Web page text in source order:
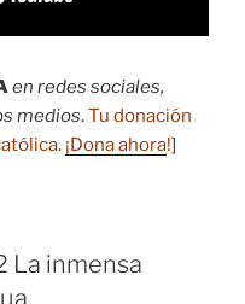
en redes sociales,
medios.Tu donación
¡Dona ahora!]
La inmensa